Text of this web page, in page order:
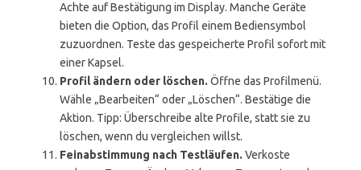
Achte auf Bestätigung im Display. Manche Geräte
bieten die Option, das Profil einem Bediensymbol
zuzuordnen. Teste das gespeicherte Profil sofort mit
einer Kapsel.
Profil ändern oder löschen. Öffne das Profilmenü.
Wähle „Bearbeiten“ oder „Löschen“. Bestätige die
Aktion. Tipp: Überschreibe alte Profile, statt sie zu
löschen, wenn du vergleichen willst.
Feinabstimmung nach Testläufen. Verkoste